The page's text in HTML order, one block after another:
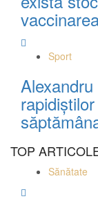
Sport
TOP
Sănătate